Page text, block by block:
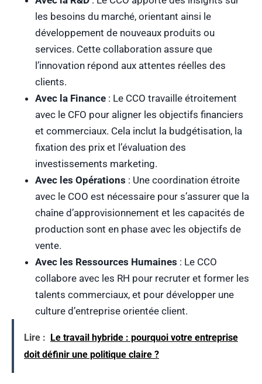
les besoins du marché, orientant ainsi le
développement de nouveaux produits ou
services. Cette collaboration assure que
l’innovation répond aux attentes réelles des
clients.
Avec la Finance : Le CCO travaille étroitement
avec le CFO pour aligner les objectifs financiers
et commerciaux. Cela inclut la budgétisation, la
fixation des prix et l’évaluation des
investissements marketing.
Avec les Opérations : Une coordination étroite
avec le COO est nécessaire pour s’assurer que la
chaîne d’approvisionnement et les capacités de
production sont en phase avec les objectifs de
vente.
Avec les Ressources Humaines : Le CCO
collabore avec les RH pour recruter et former les
talents commerciaux, et pour développer une
culture d’entreprise orientée client.
Lire : Le travail hybride : pourquoi votre entreprise
doit définir une politique claire ?